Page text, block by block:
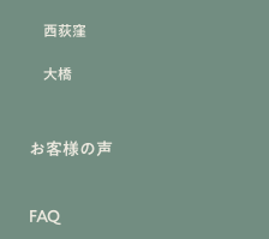
西荻窪
大橋
お客様の声
FAQ